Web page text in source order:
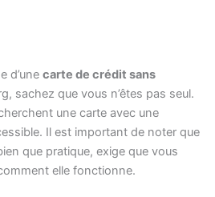
d’une carte de crédit sans
sachez que vous n’êtes pas seul.
une carte avec une
Il est important de noter que
que pratique, exige que vous
elle fonctionne.